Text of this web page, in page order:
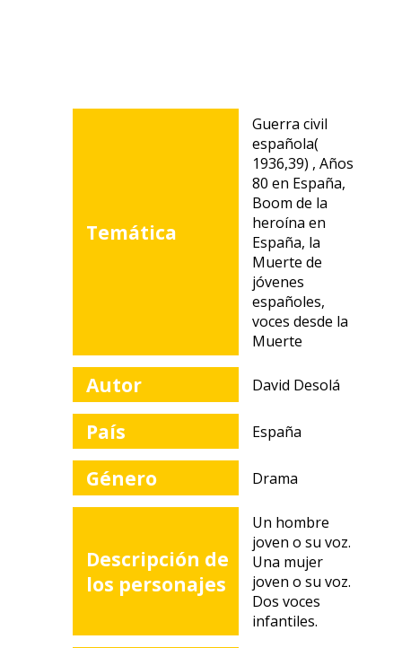
Temática
Guerra civil
española(
1936,39) , Años
80 en España,
Boom de la
heroína en
España, la
Muerte de
jóvenes
españoles,
voces desde la
Muerte
Autor David Desolá
País España
Género Drama
Descripción de
los personajes
Un hombre
joven o su voz.
Una mujer
joven o su voz.
Dos voces
infantiles.